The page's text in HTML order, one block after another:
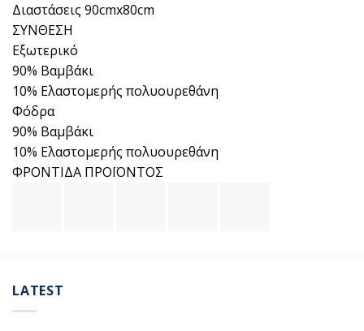
Διαστάσεις 90cmx80cm
ΣΥΝΘΕΣΗ
Εξωτερικό
90% Βαμβάκι
10% Ελαστομερής πολυουρεθάνη
Φόδρα
90% Βαμβάκι
10% Ελαστομερής πολυουρεθάνη
ΦΡΟΝΤΙΔΑ ΠΡΟΪΟΝΤΟΣ
LATEST